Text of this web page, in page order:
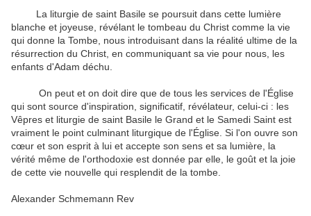
La liturgie de saint Basile se poursuit dans cette lumière
blanche et joyeuse, révélant le tombeau du Christ comme la vie
qui donne la Tombe, nous introduisant dans la réalité ultime de la
résurrection du Christ, en communiquant sa vie pour nous, les
enfants d'Adam déchu.
On peut et on doit dire que de tous les services de l'Église
qui sont source d'inspiration, significatif, révélateur, celui-ci : les
Vêpres et liturgie de saint Basile le Grand et le Samedi Saint est
vraiment le point culminant liturgique de l'Église. Si l'on ouvre son
cœur et son esprit à lui et accepte son sens et sa lumière, la
vérité même de l'orthodoxie est donnée par elle, le goût et la joie
de cette vie nouvelle qui resplendit de la tombe.
Alexander Schmemann Rev